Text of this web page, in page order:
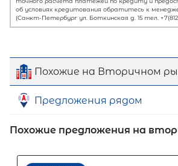
Похожие на Вторичном
Предложения рядом
Похожие предложения на